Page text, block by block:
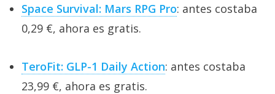
Space Survival: Mars RPG Pro: antes costaba
0,29 €, ahora es gratis.
TeroFit: GLP-1 Daily Action: antes costaba
23,99 €, ahora es gratis.